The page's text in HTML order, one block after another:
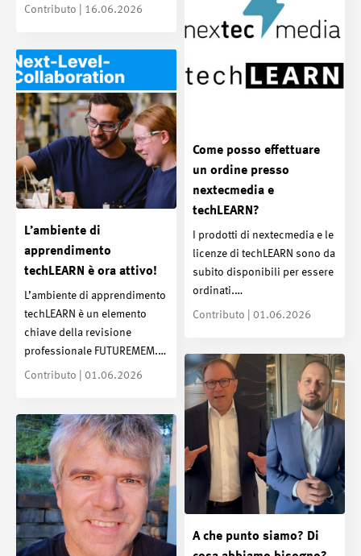
Contributo | 16.06.2026
Come posso effettuare
un ordine presso
nextecmedia e
techLEARN?
I prodotti di nextecmedia e le
licenze di techLEARN sono da
subito disponibili per essere
ordinati.…
Contributo | 01.06.2026
L’ambiente di
apprendimento
techLEARN è ora attivo!
L’ambiente di apprendimento
techLEARN è un elemento
chiave della revisione
professionale FUTUREMEM.…
Contributo | 01.06.2026
A che punto siamo? Di